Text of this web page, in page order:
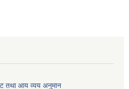
तथा आय व्यय अनुमान